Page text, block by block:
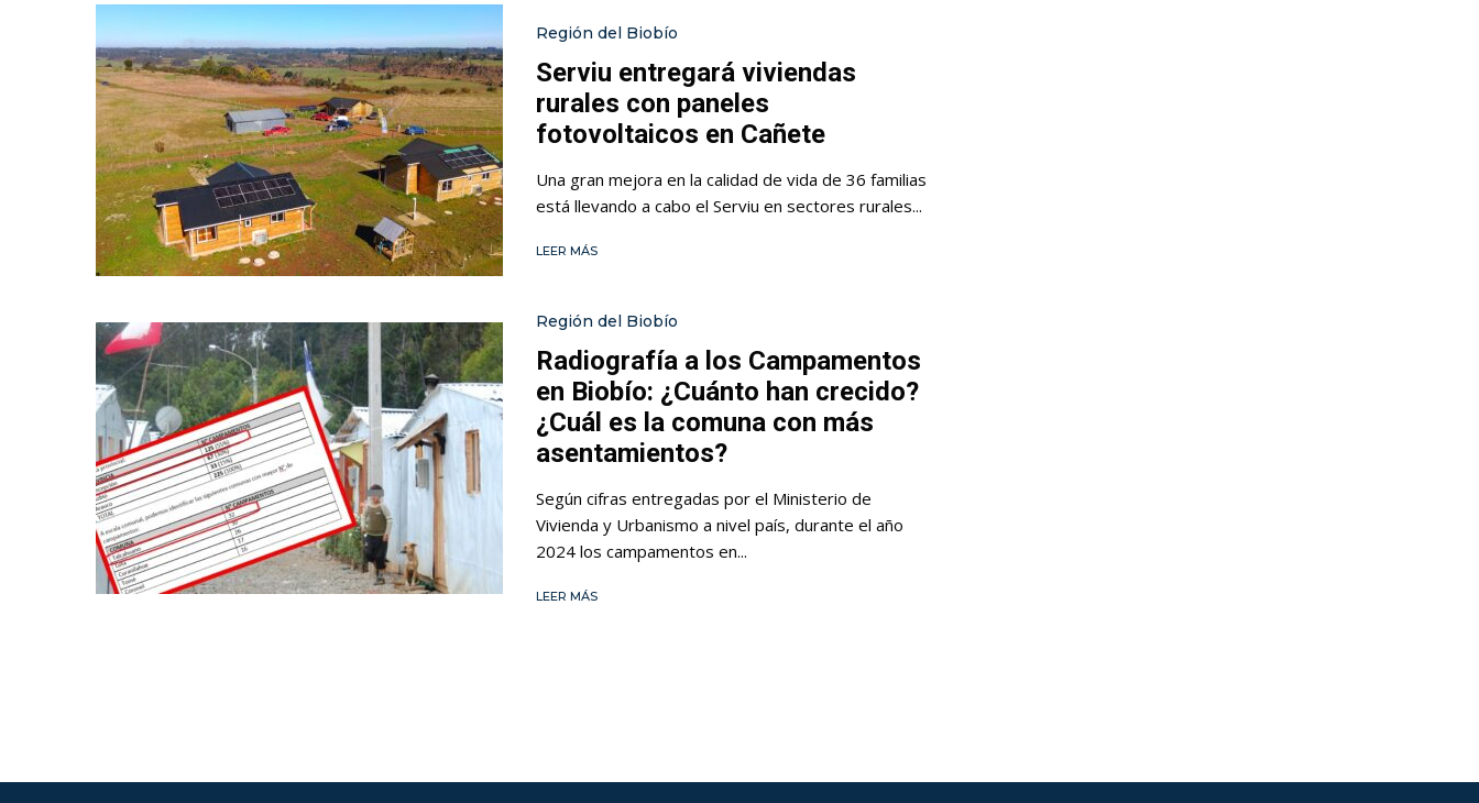
Región del Biobío
Serviu entregará viviendas
rurales con paneles
fotovoltaicos en Cañete
Una gran mejora en la calidad de vida de 36 familias
está llevando a cabo el Serviu en sectores rurales...
LEER MÁS
Región del Biobío
Radiografía a los Campamentos
en Biobío: ¿Cuánto han crecido?
¿Cuál es la comuna con más
asentamientos?
Según cifras entregadas por el Ministerio de
Vivienda y Urbanismo a nivel país, durante el año
2024 los campamentos en...
LEER MÁS